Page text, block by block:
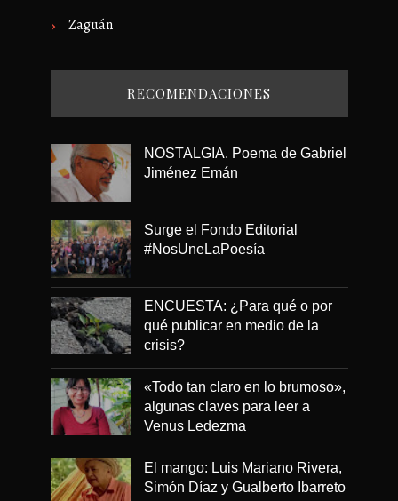
Zaguán
RECOMENDACIONES
NOSTALGIA. Poema de Gabriel
Jiménez Emán
Surge el Fondo Editorial
#NosUneLaPoesía
ENCUESTA: ¿Para qué o por
qué publicar en medio de la
crisis?
«Todo tan claro en lo brumoso»,
algunas claves para leer a
Venus Ledezma
El mango: Luis Mariano Rivera,
Simón Díaz y Gualberto Ibarreto